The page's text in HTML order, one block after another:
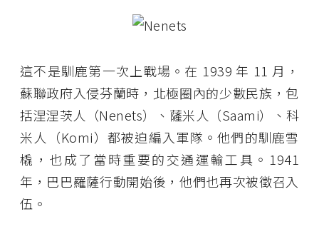
這不是馴鹿第一次上戰場。在 1939 年 11 月，
蘇聯政府入侵芬蘭時，北極圈內的少數民族，包
括涅涅茨人（Nenets）、薩米人（Saami）、科
米人（Komi）都被迫編入軍隊。他們的馴鹿雪
橇，也成了當時重要的交通運輸工具。1941
年，巴巴羅薩行動開始後，他們也再次被徵召入
伍。